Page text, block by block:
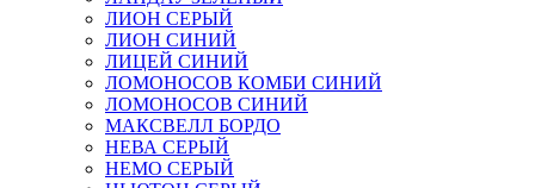
ЛИОН СЕРЫЙ
ЛИОН СИНИЙ
ЛИЦЕЙ СИНИЙ
ЛОМОНОСОВ КОМБИ СИНИЙ
ЛОМОНОСОВ СИНИЙ
МАКСВЕЛЛ БОРДО
НЕВА СЕРЫЙ
НЕМО СЕРЫЙ